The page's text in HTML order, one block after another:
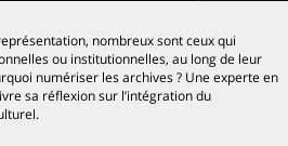
nombreux sont ceux qui
ou institutionnelles, au long de leur
numériser les archives ? Une experte en
sa réflexion sur l’intégration du